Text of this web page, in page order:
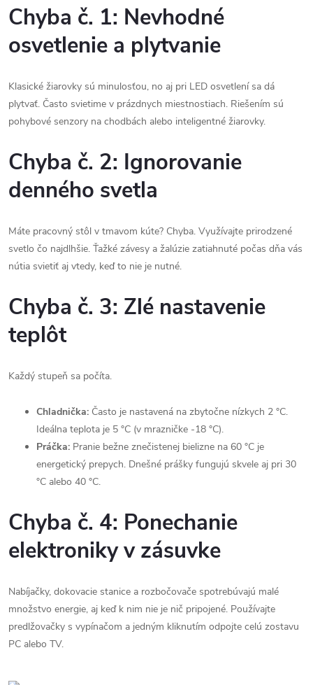
Chyba č. 1: Nevhodné
osvetlenie a plytvanie
Klasické žiarovky sú minulosťou, no aj pri LED osvetlení sa dá
plytvať. Často svietime v prázdnych miestnostiach. Riešením sú
pohybové senzory na chodbách alebo inteligentné žiarovky.
Chyba č. 2: Ignorovanie
denného svetla
Máte pracovný stôl v tmavom kúte? Chyba. Využívajte prirodzené
svetlo čo najdlhšie. Ťažké závesy a žalúzie zatiahnuté počas dňa vás
nútia svietiť aj vtedy, keď to nie je nutné.
Chyba č. 3: Zlé nastavenie
teplôt
Každý stupeň sa počíta.
Chladnička: Často je nastavená na zbytočne nízkych 2 °C.
Ideálna teplota je 5 °C (v mrazničke -18 °C).
Práčka: Pranie bežne znečistenej bielizne na 60 °C je
energetický prepych. Dnešné prášky fungujú skvele aj pri 30
°C alebo 40 °C.
Chyba č. 4: Ponechanie
elektroniky v zásuvke
Nabíjačky, dokovacie stanice a rozbočovače spotrebúvajú malé
množstvo energie, aj keď k nim nie je nič pripojené. Používajte
predlžovačky s vypínačom a jedným kliknutím odpojte celú zostavu
PC alebo TV.